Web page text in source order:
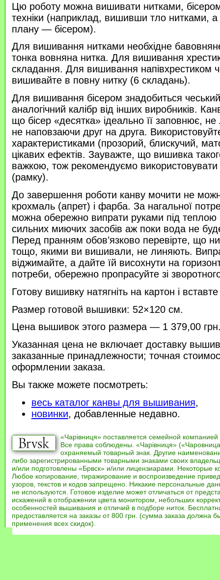
Цю роботу можна вишивати нитками, бісером
техніки (наприклад, вишивши тло нитками, а
плану — бісером).
Для вишивання нитками необхідне
тонка вовняна нитка. Для вишивання
складання. Для вишивання напівхрестиком
вишивайте в повну нитку (6 складань).
Для вишивання бісером знадобиться
аналогічний калібр від інших виробників.
що бісер «десятка» ідеально її заповнює,
не наповзаючи друг на друга.
характеристиками (прозорий, блискучий,
цікавих ефектів. Зауважте, що вишивка
важкою, тож рекомендуємо
(рамку).
До завершення роботи канву мочити не
крохмаль (апрет) і фарба. За нагальної
можна обережно випрати руками під
сильних миючих засобів аж поки вода не
Перед пранням обов’язково перевірте, що
тощо, якими ви вишивали, не линяють.
віджимайте, а дайте їй висохнути на
потреби, обережно пропрасуйте зі
Готову вишивку натягніть на картон і
Размер готовой вышивки: 52×120 см.
Цена вышивок этого размера — 1 379,00
Указанная цена не включает доставку
заказанные принадлежности; точная
оформлении заказа.
Вы также можете посмотреть:
весь каталог канвы для вышивания,
новинки, добавленные недавно.
«Чарівниця» поставляется семейной компанией
Все права соблюдены. «Чарівниця»
охраняемый товарный знак. Другие
либо зарегистрированными товарными знаками своих
и/или подготовлены «Брвск» и/или лицензиарами. Некоторые
Любое копирование, тиражирование и воспроизведение
узоров, текстов и кодов запрещено. Никакие персональные
не используются. Готовое изделие может отличаться от
искажений в отображении цвета монитором, небольших
особенностей вышивания и отличий в подборе ниток.
предоставляется на заказы от 800 грн. (сумма заказа должна
применения всех скидок).